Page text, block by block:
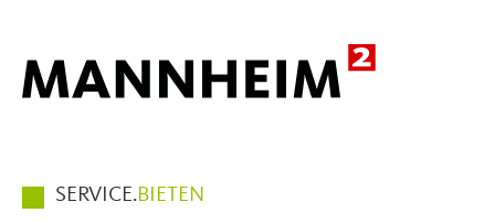
Hauptmenüpunkte
SERVICE.BIETEN